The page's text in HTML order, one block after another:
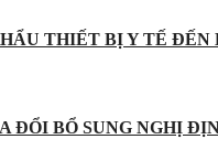
THIẾT BỊ Y TẾ ĐẾN
ĐỔI BỔ SUNG NGHỊ